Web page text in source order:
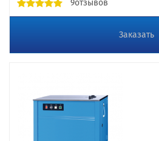
9отзывов
Заказать